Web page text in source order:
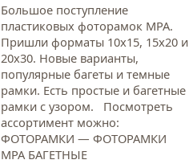
Большое поступление
пластиковых фоторамок МРА.
Пришли форматы 10х15, 15х20 и
20х30. Новые варианты,
популярные багеты и темные
рамки. Есть простые и багетные
рамки с узором. Посмотреть
ассортимент можно:
ФОТОРАМКИ — ФОТОРАМКИ
МРА БАГЕТНЫЕ